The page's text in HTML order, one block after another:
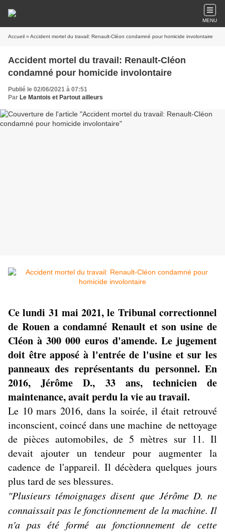
MENU
Accueil » Accident mortel du travail: Renault-Cléon condamné pour homicide involontaire
Accident mortel du travail: Renault-Cléon
condamné pour homicide involontaire
Publié le 02/06/2021 à 07:51
Par Le Mantois et Partout ailleurs
Ce lundi 31 mai 2021, le Tribunal correctionnel
de Rouen a condamné Renault et son usine de
Cléon à 300 000 euros d'amende. Le jugement
doit être apposé à l'entrée de l'usine et sur les
panneaux des représentants du personnel. En
2016, Jérôme D., 33 ans, technicien de
maintenance, avait perdu la vie au travail.
Le 10 mars 2016, dans la soirée, il était retrouvé
inconscient, coincé dans une machine de nettoyage
de pièces automobiles, de 5 mètres sur 11. Il
devait ajouter un tendeur pour augmenter la
cadence de l'appareil. Il décèdera quelques jours
plus tard de ses blessures.
"Plusieurs témoignages disent que Jérôme D. ne
connaissait pas le fonctionnement de la machine. Il
n'a pas été formé au fonctionnement de cette